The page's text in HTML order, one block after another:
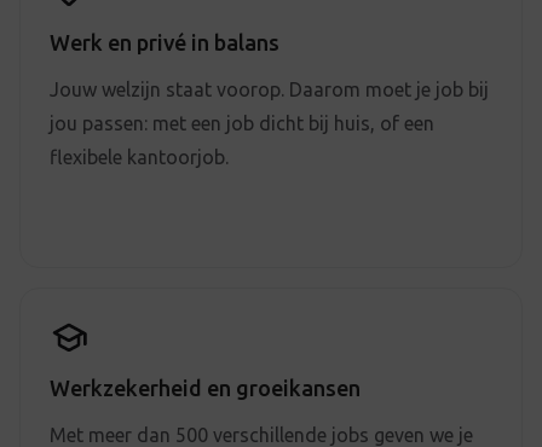
Werk en privé in balans
Jouw welzijn staat voorop. Daarom moet je job bij
jou passen: met een job dicht bij huis, of een
flexibele kantoorjob.
Werkzekerheid en groeikansen
Met meer dan 500 verschillende jobs geven we je